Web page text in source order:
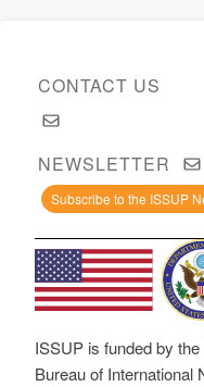
CONTACT US
NEWSLETTER
Subscribe to the ISSUP
ISSUP is funded by
Bureau of International